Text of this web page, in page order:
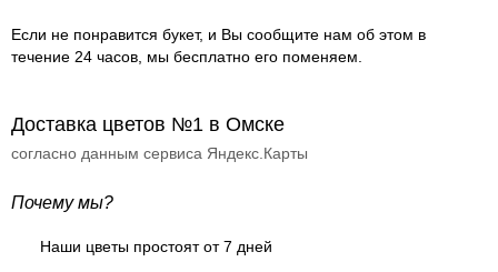
Если не понравится букет, и Вы сообщите нам об этом в
течение 24 часов, мы бесплатно его поменяем.
Доставка цветов №1 в Омске
согласно данным сервиса Яндекс.Карты
Почему мы?
Наши цветы простоят от 7 дней